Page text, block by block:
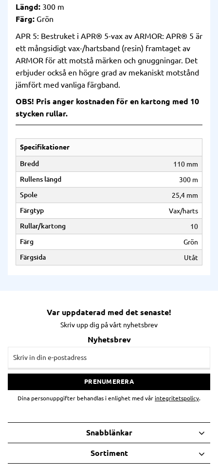
Längd: 300 m
Färg: Grön
APR 5: Bestruket i APR® 5-vax av ARMOR: APR® 5 är
ett mångsidigt vax-/hartsband (resin) framtaget av
ARMOR för att motstå märken och gnuggningar. Det
erbjuder också en högre grad av mekaniskt motstånd
jämfört med vanliga färgband.
OBS! Pris anger kostnaden för en kartong med 10
stycken rullar.
Specifikationer
Bredd
110 mm
Rullens längd
300 m
Spole
25,4 mm
Färgtyp
Vax/harts
Rullar/kartong
10
Färg
Grön
Färgsida
Utåt
Var uppdaterad med det senaste!
Skriv upp dig på vårt nyhetsbrev
Nyhetsbrev
PRENUMERERA
Dina personuppgifter behandlas i enlighet med vår integritetspolicy.
Snabblänkar
Sortiment